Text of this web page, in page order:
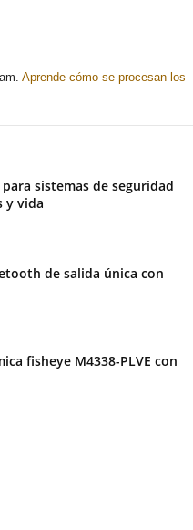
Aprende cómo se procesan los
sistemas de seguridad
y vida
de salida única con
fisheye M4338-PLVE con